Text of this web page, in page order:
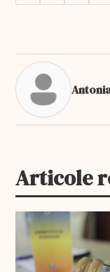
Articole